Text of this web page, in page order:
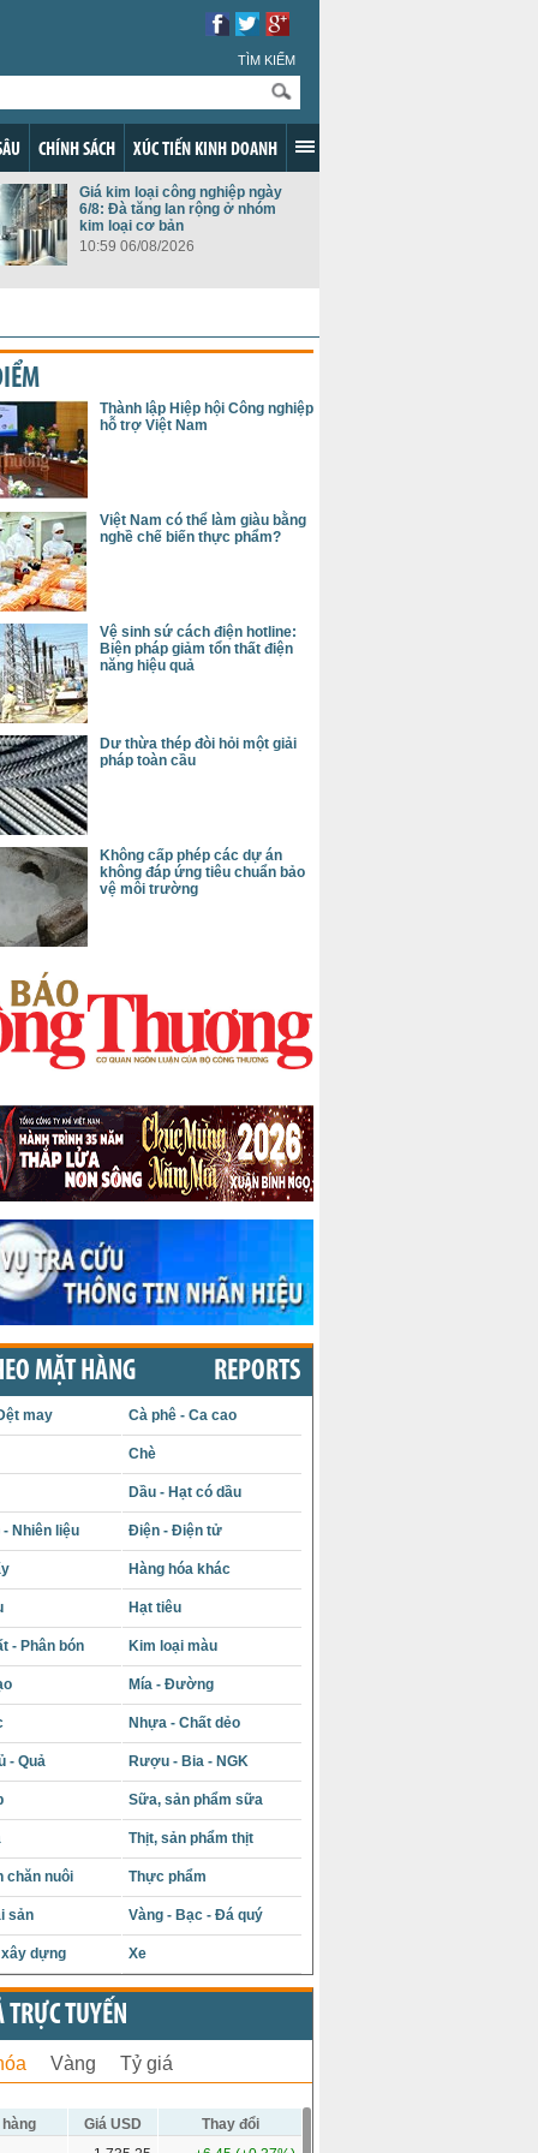
TÌM KIẾM
CHÍNH SÁCH XÚC TIẾN KINH DOANH
Giá kim loại công nghiệp ngày
6/8: Đà tăng lan rộng ở nhóm
kim loại cơ bản
10:59 06/08/2026
Thành lập Hiệp hội Công nghiệp
hỗ trợ Việt Nam
Việt Nam có thể làm giàu bằng
nghề chế biến thực phẩm?
Vệ sinh sứ cách điện hotline:
Biện pháp giảm tổn thất điện
năng hiệu quả
Dư thừa thép đòi hỏi một giải
pháp toàn cầu
Không cấp phép các dự án
không đáp ứng tiêu chuẩn bảo
vệ môi trường
MẶT HÀNG REPORTS
may Cà phê - Ca cao
Chè
Dầu - Hạt có dầu
- Nhiên liệu Điện - Điện tử
Hàng hóa khác
Hạt tiêu
- Phân bón Kim loại màu
Mía - Đường
Nhựa - Chất dẻo
- Quả Rượu - Bia - NGK
Sữa, sản phẩm sữa
Thịt, sản phẩm thịt
chăn nuôi Thực phẩm
sản Vàng - Bạc - Đá quý
dựng Xe
TRỰC TUYẾN
Vàng Tỷ giá
Giá USD
Thay đổi